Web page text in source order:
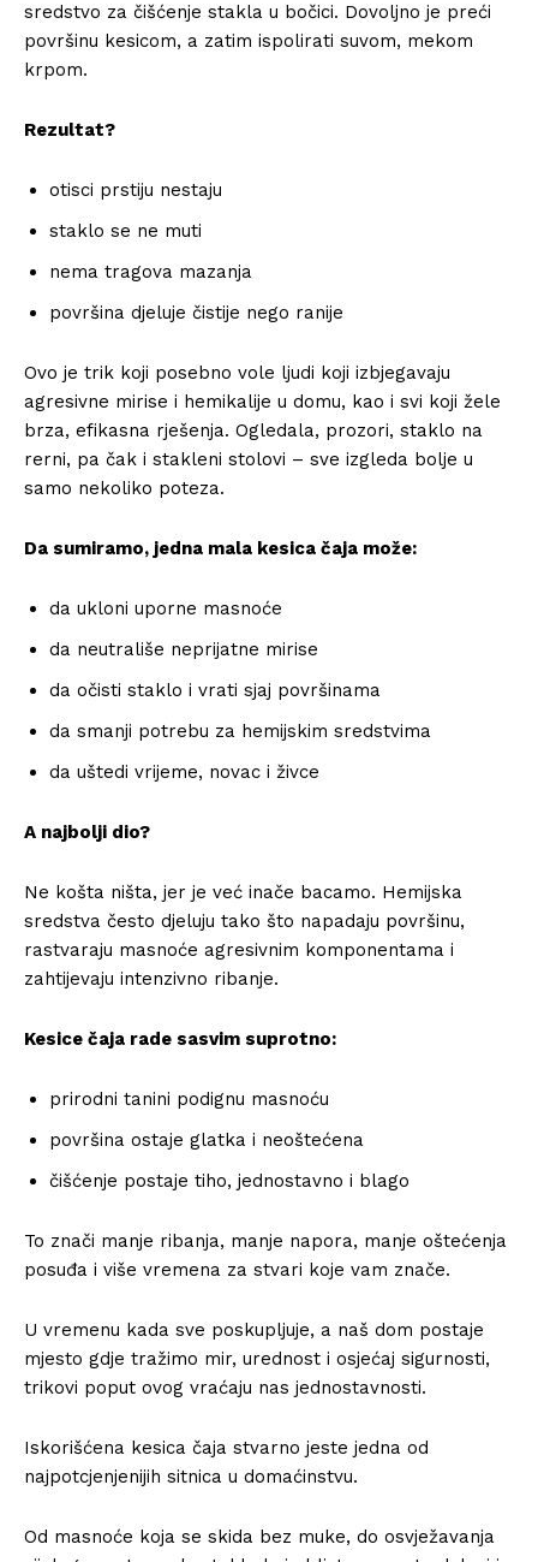
sredstvo za čišćenje stakla u bočici. Dovoljno je preći
površinu kesicom, a zatim ispolirati suvom, mekom
krpom.
Rezultat?
otisci prstiju nestaju
staklo se ne muti
nema tragova mazanja
površina djeluje čistije nego ranije
Ovo je trik koji posebno vole ljudi koji izbjegavaju
agresivne mirise i hemikalije u domu, kao i svi koji žele
brza, efikasna rješenja. Ogledala, prozori, staklo na
rerni, pa čak i stakleni stolovi – sve izgleda bolje u
samo nekoliko poteza.
Da sumiramo, jedna mala kesica čaja može:
da ukloni uporne masnoće
da neutrališe neprijatne mirise
da očisti staklo i vrati sjaj površinama
da smanji potrebu za hemijskim sredstvima
da uštedi vrijeme, novac i živce
A najbolji dio?
Ne košta ništa, jer je već inače bacamo. Hemijska
sredstva često djeluju tako što napadaju površinu,
rastvaraju masnoće agresivnim komponentama i
zahtijevaju intenzivno ribanje.
Kesice čaja rade sasvim suprotno:
prirodni tanini podignu masnoću
površina ostaje glatka i neoštećena
čišćenje postaje tiho, jednostavno i blago
To znači manje ribanja, manje napora, manje oštećenja
posuđa i više vremena za stvari koje vam znače.
U vremenu kada sve poskupljuje, a naš dom postaje
mjesto gdje tražimo mir, urednost i osjećaj sigurnosti,
trikovi poput ovog vraćaju nas jednostavnosti.
Iskorišćena kesica čaja stvarno jeste jedna od
najpotcjenjenijih sitnica u domaćinstvu.
Od masnoće koja se skida bez muke, do osvježavanja